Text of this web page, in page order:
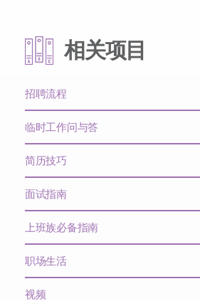
相关项目
招聘流程
临时工作问与答
简历技巧
面试指南
上班族必备指南
职场生活
视频